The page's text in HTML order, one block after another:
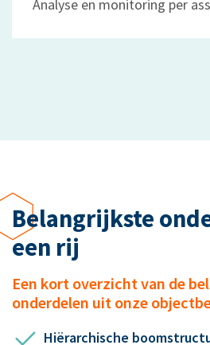
Analyse en monitoring per
Belangrijkste
een rij
Een kort overzicht van de
onderdelen uit onze
Hiërarchische